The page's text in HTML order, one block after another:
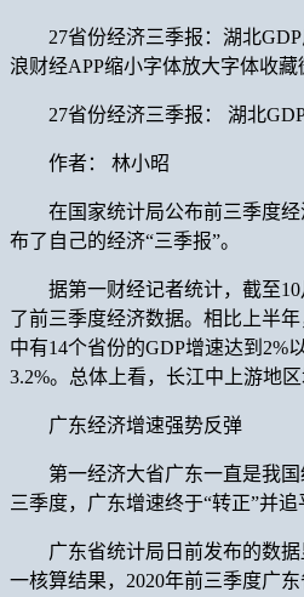
27省份经济三季报：湖北GDP
浪财经APP缩小字体放大字体收藏
27省份经济三季报： 湖北
作者： 林小昭
在国家统计局公布前三季度经
布了自己的经济“三季报”。
据第一财经记者统计，截至10
了前三季度经济数据。相比上半
中有14个省份的GDP增速达到2%
3.2%。总体上看，长江中上游地区
广东经济增速强势反弹
第一经济大省广东一直是我国
三季度，广东增速终于“转正”并追
广东省统计局日前发布的数据
一核算结果，2020年前三季度广